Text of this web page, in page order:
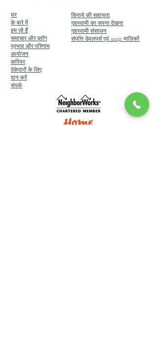
घर
के बारे में
हम जो हैं
समाचार और ब्लॉग
प्रभाव और परिणाम
आयोजन
करियर
ठेकेदारों के लिए
दान करें
संपर्क
किराये की सहायता
गृहस्वामी का सपना देखना
गृहस्वामी संसाधन
संपत्ति डेवलपर्स एवं amp; मालिकों